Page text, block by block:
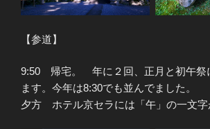
【参道】
9:50 帰宅。 年に２回、正月と初午祭
ます。今年は8:30でも並んでました。
夕方 ホテル京セラには「午」の一文字